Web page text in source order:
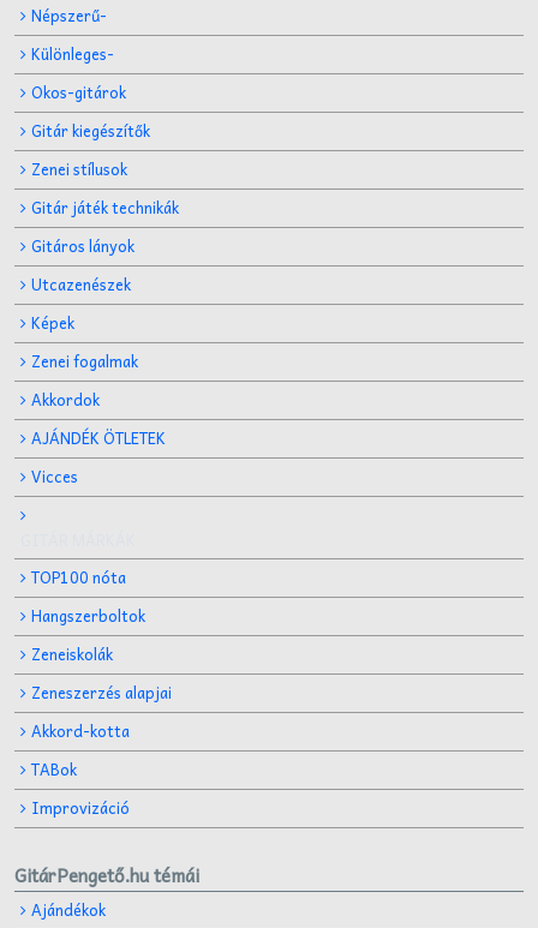
Népszerű-
Különleges-
Okos-gitárok
Gitár kiegészítők
Zenei stílusok
Gitár játék technikák
Gitáros lányok
Utcazenészek
Képek
Zenei fogalmak
Akkordok
AJÁNDÉK ÖTLETEK
Vicces
TOP100 nóta
Hangszerboltok
Zeneiskolák
Zeneszerzés alapjai
Akkord-kotta
TABok
Improvizáció
GitárPengető.hu témái
Ajándékok